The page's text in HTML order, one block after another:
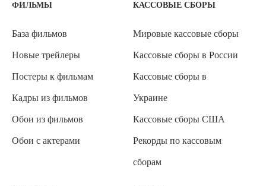
ФИЛЬМЫ
База фильмов
Новые трейлеры
Постеры к фильмам
Кадры из фильмов
Обои из фильмов
Обои с актерами
КАССОВЫЕ СБОРЫ
Мировые кассовые сборы
Кассовые сборы в России
Кассовые сборы в
Украине
Кассовые сборы США
Рекорды по кассовым
сборам